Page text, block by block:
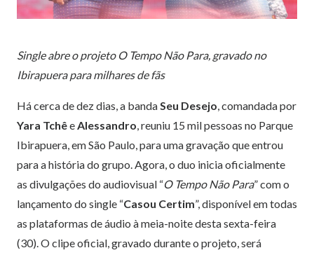
Single abre o projeto O Tempo Não Para, gravado no
Ibirapuera para milhares de fãs
Há cerca de dez dias, a bandaSeu Desejo, comandada por
Yara TchêeAlessandro, reuniu 15 mil pessoas no Parque
Ibirapuera, em São Paulo, para uma gravação que entrou
para a história do grupo. Agora, o duo inicia oficialmente
as divulgações do audiovisual “O Tempo Não Para” com o
lançamento do single “Casou Certim”, disponível em todas
as plataformas de áudio à meia-noite desta sexta-feira
(30). O clipe oficial, gravado durante o projeto, será